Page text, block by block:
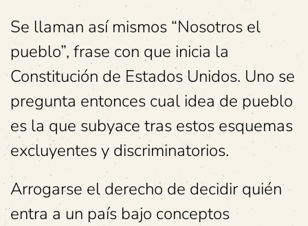
Se llaman así mismos “Nosotros el
pueblo”, frase con que inicia la
Constitución de Estados Unidos. Uno se
pregunta entonces cual idea de pueblo
es la que subyace tras estos esquemas
excluyentes y discriminatorios.
Arrogarse el derecho de decidir quién
entra a un país bajo conceptos